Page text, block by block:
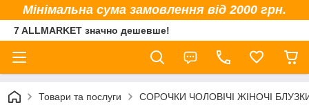
Мінімальна сума замовлення від 2000 грн.
7 ALLMARKET значно дешевше!
Товари та послуги СОРОЧКИ ЧОЛОВІЧІ ЖІНОЧІ